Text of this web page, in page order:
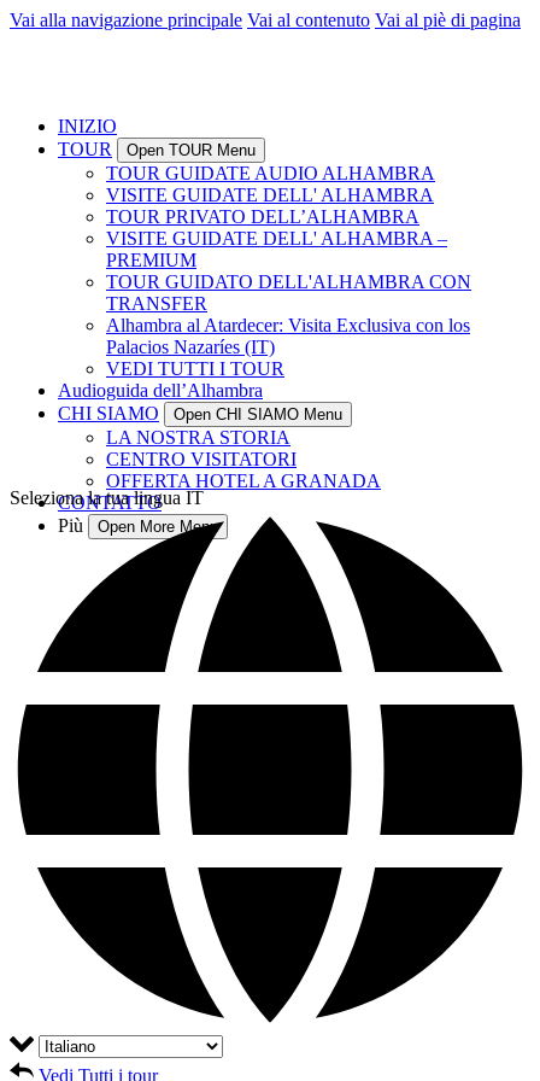
Vai alla navigazione principale Vai al contenuto Vai al piè di pagina
INIZIO
TOUR
Open TOUR Menu
TOUR GUIDATE AUDIO ALHAMBRA
VISITE GUIDATE DELL' ALHAMBRA
TOUR PRIVATO DELL’ALHAMBRA
VISITE GUIDATE DELL' ALHAMBRA –
PREMIUM
TOUR GUIDATO DELL'ALHAMBRA CON
TRANSFER
Alhambra al Atardecer: Visita Exclusiva con los
Palacios Nazaríes (IT)
VEDI TUTTI I TOUR
Audioguida dell’Alhambra
CHI SIAMO
Open CHI SIAMO Menu
LA NOSTRA STORIA
CENTRO VISITATORI
OFFERTA HOTEL A GRANADA
CONTATTO
Più
Open More Menu
Seleziona la tua lingua IT
Vedi Tutti i tour